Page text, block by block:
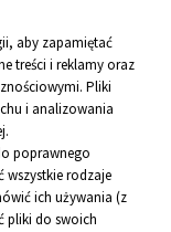
aby zapamiętać
treści i reklamy oraz
Pliki
i analizowania
poprawnego
wszystkie rodzaje
ich używania (z
pliki do swoich